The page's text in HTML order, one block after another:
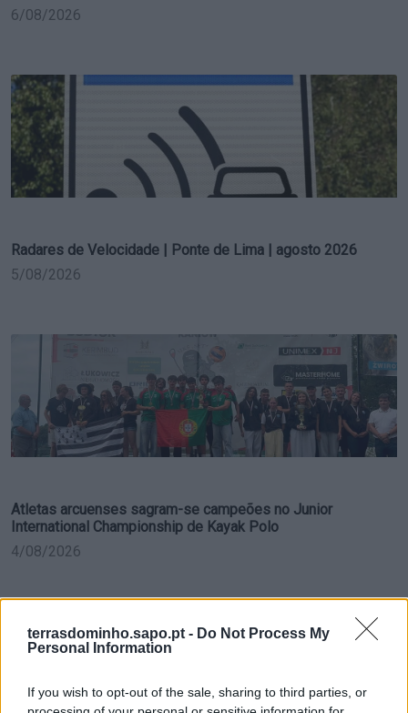
terrasdominho.sapo.pt - Do Not Process My
Personal Information
If you wish to opt-out of the sale, sharing to third parties, or
6/08/2026
Radares de Velocidade | Ponte de Lima | agosto 2026
5/08/2026
Atletas arcuenses sagram-se campeões no Junior
International Championship de Kayak Polo
4/08/2026